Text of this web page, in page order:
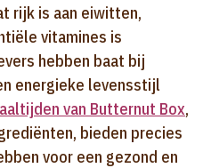
rijk is aan eiwitten,
vitamines is
hebben baat bij
energieke levensstijl
van Butternut Box,
bieden precies
voor een gezond en